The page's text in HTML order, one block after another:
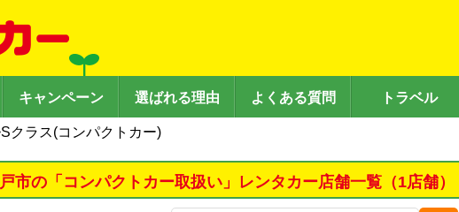
キャンペーン 選ばれる理由 よくある質問 トラベル
Sクラス(コンパクトカー)
市の「コンパクトカー取扱い」レンタカー店舗一覧（1店舗）